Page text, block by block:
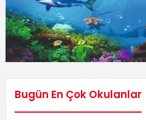
Bugün En Çok Okulanlar